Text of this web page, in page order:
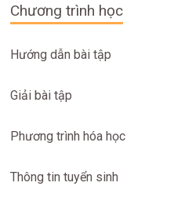
Chương trình học
Hướng dẫn bài tập
Giải bài tập
Phương trình hóa học
Thông tin tuyển sinh